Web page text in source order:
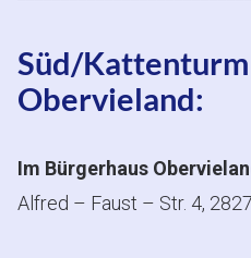
Süd/
Obervieland:
Im Bürgerhaus
Alfred – Faust – Str. 4,